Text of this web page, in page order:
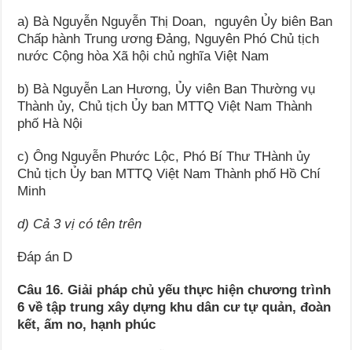
a) Bà Nguyễn Nguyễn Thị Doan, nguyên Ủy biên Ban
Chấp hành Trung ương Đảng, Nguyên Phó Chủ tịch
nước Cộng hòa Xã hội chủ nghĩa Việt Nam
b) Bà Nguyễn Lan Hương, Ủy viên Ban Thường vụ
Thành ủy, Chủ tịch Ủy ban MTTQ Việt Nam Thành
phố Hà Nội
c) Ông Nguyễn Phước Lộc, Phó Bí Thư THành ủy
Chủ tịch Ủy ban MTTQ Việt Nam Thành phố Hồ Chí
Minh
d) Cả 3 vị có tên trên
Đáp án D
Câu 16. Giải pháp chủ yếu thực hiện chương trình
6 về tập trung xây dựng khu dân cư tự quản, đoàn
kết, ấm no, hạnh phúc